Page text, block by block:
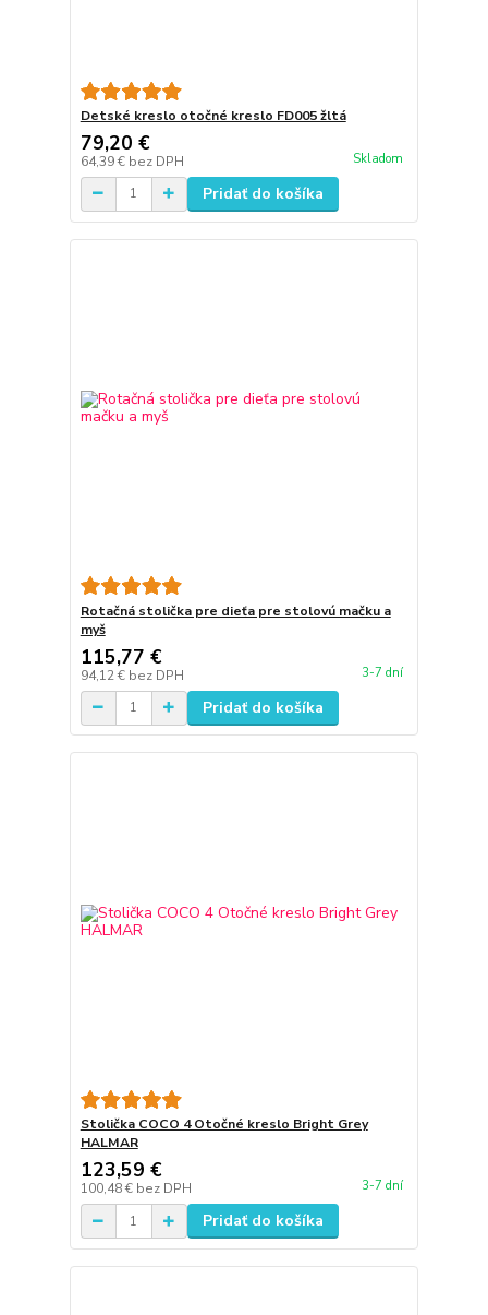
Detské kreslo otočné kreslo FD005 žltá
79,20 €
64,39 € bez DPH Skladom
Pridať do košíka
Rotačná stolička pre dieťa pre stolovú mačku a
myš
115,77 €
94,12 € bez DPH 3-7 dní
Pridať do košíka
Stolička COCO 4 Otočné kreslo Bright Grey
HALMAR
123,59 €
100,48 € bez DPH 3-7 dní
Pridať do košíka